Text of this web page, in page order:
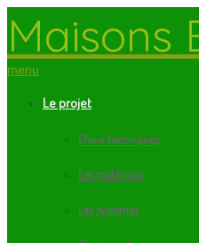
Maisons
menu
Le projet
Choix techniques
Les matériaux
Les systèmes